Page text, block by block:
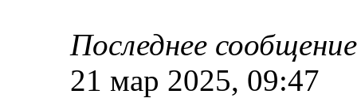
Последнее
21 мар 2025, 09:47